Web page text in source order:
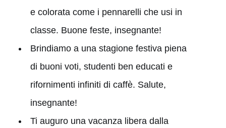
e colorata come i pennarelli che usi in
classe. Buone feste, insegnante!
Brindiamo a una stagione festiva piena
di buoni voti, studenti ben educati e
rifornimenti infiniti di caffè. Salute,
insegnante!
Ti auguro una vacanza libera dalla